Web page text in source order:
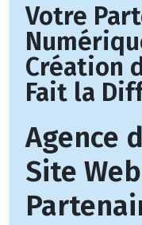
Votre
Création
Fait la
Agence
Site